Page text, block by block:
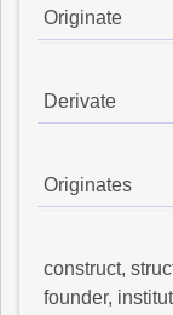
Originate
Derivate
Originates
construct,
founder,